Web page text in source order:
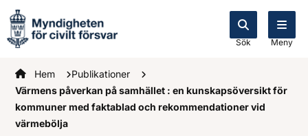
Sök Meny
Startsidan
Hem
Publikationer
Värmens påverkan på samhället : en kunskapsöversikt för
kommuner med faktablad och rekommendationer vid
värmebölja